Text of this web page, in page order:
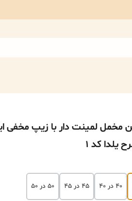
مخمل لمینت دار با زیپ مخفی
یلدا کد ۱
۴۰ در ۴۰ ۴۵ در ۴۵ ۵۰ در ۵۰